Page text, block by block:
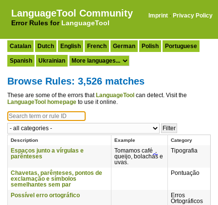
LanguageTool Community
Error Rules for LanguageTool
Imprint · Privacy Policy
Catalan Dutch English French German Polish Portuguese
Spanish Ukrainian
Browse Rules: 3,526 matches
These are some of the errors that LanguageTool can detect. Visit the
LanguageTool homepage to use it online.
Description Example Category
Espaços junto a vírgulas e
parênteses
Tomamos café ,
queijo, bolachas e
uvas.
Tipografia
Chavetas, parênteses, pontos de
exclamação e símbolos
semelhantes sem par
Pontuação
Possível erro ortográfico
Erros
Ortográficos